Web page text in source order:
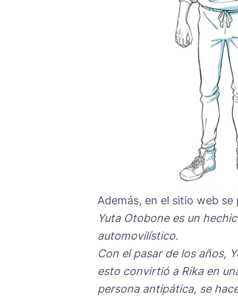
Además, en el sitio web
Yuta Otobone es un
automovilístico.
Con el pasar de los años,
esto convirtió a Rika en
persona antipática, se